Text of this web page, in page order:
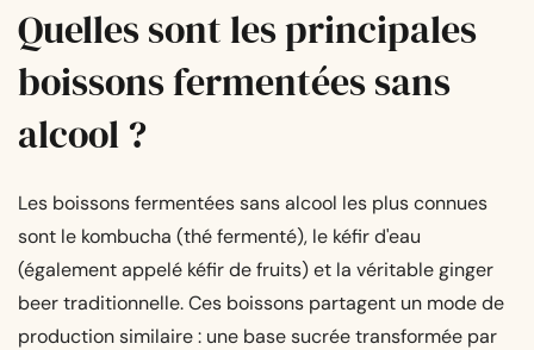
Quelles sont les principales
boissons fermentées sans
alcool ?
Les boissons fermentées sans alcool les plus connues
sont le kombucha (thé fermenté), le kéfir d'eau
(également appelé kéfir de fruits) et la véritable ginger
beer traditionnelle. Ces boissons partagent un mode de
production similaire : une base sucrée transformée par